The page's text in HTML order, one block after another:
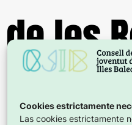
Cookies estrictamente
Las cookies estrictamente
les